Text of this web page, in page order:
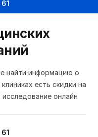
найти информацию о
есть скидки на
исследование онлайн